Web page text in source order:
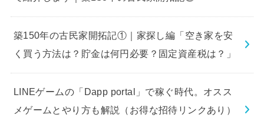
築150年の古民家開拓記①｜家探し編「空き家を安
く買う方法は？貯金は何円必要？固定資産税は？」
LINEゲームの「Dapp portal」で稼ぐ時代。オスス
メゲームとやり方も解説（お得な招待リンクあり）